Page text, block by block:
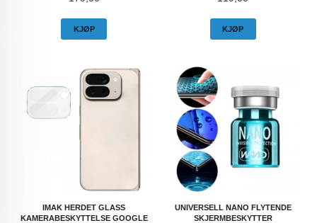
KJØP KJØP
IMAK HERDET GLASS
KAMERABESKYTTELSE GOOGLE
UNIVERSELL NANO FLYTENDE
SKJERMBESKYTTER